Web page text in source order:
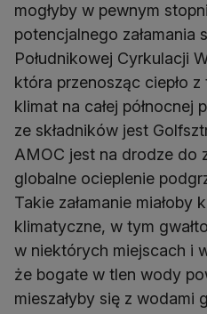
mogłyby w pewnym
potencjalnego załamania
Południkowej Cyrkulacji
która przenosząc ciepło
klimat na całej północnej
ze składników jest
AMOC jest na drodze do
globalne ocieplenie
Takie załamanie miałoby
klimatyczne, w tym
w niektórych miejscach i
że bogate w tlen wody
mieszałyby się z wodami